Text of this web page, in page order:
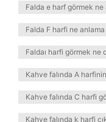
Falda e harf görmek
Falda F harfi ne
Faldaı harfi görmek ne
Kahve falında A
Kahve falında C harfi
Kahve falında k harfi